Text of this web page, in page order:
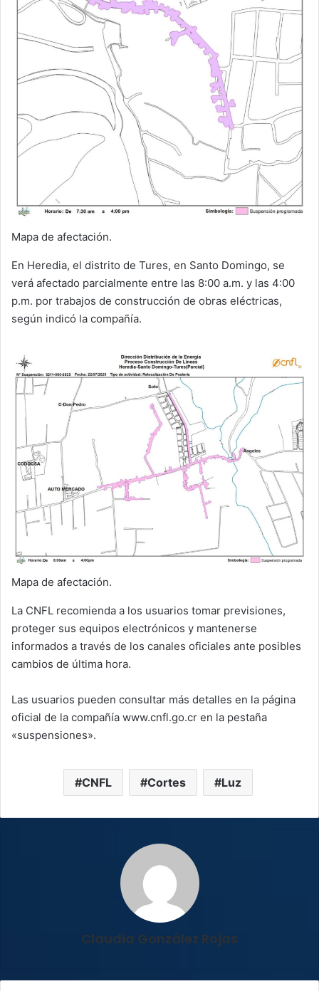
Mapa de afectación.
En Heredia, el distrito de Tures, en Santo Domingo, se
verá afectado parcialmente entre las 8:00 a.m. y las 4:00
p.m. por trabajos de construcción de obras eléctricas,
según indicó la compañía.
Mapa de afectación.
La CNFL recomienda a los usuarios tomar previsiones,
proteger sus equipos electrónicos y mantenerse
informados a través de los canales oficiales ante posibles
cambios de última hora.
Las usuarios pueden consultar más detalles en la página
oficial de la compañía www.cnfl.go.cr en la pestaña
«suspensiones».
CNFL Cortes Luz
Claudia González Rojas